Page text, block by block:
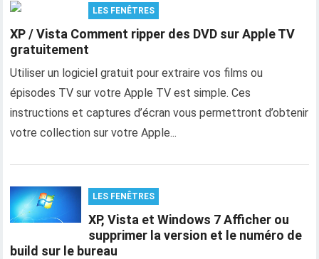
LES FENÊTRES
XP / Vista Comment ripper des DVD sur Apple TV
gratuitement
Utiliser un logiciel gratuit pour extraire vos films ou
épisodes TV sur votre Apple TV est simple. Ces
instructions et captures d’écran vous permettront d’obtenir
votre collection sur votre Apple...
LES FENÊTRES
XP, Vista et Windows 7 Afficher ou
supprimer la version et le numéro de
build sur le bureau